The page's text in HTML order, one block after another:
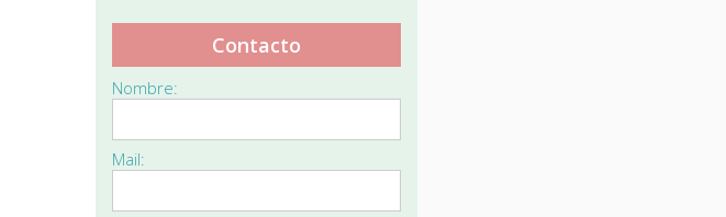
Contacto
Nombre:
Mail: